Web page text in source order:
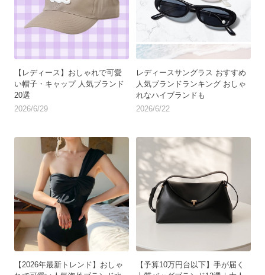
【レディース】おしゃれで可愛
い帽子・キャップ 人気ブランド
20選
2026/6/29
レディースサングラス おすすめ
人気ブランドランキング おしゃ
れなハイブランドも
2026/6/22
【2026年最新トレンド】おしゃ
【予算10万円台以下】手が届く